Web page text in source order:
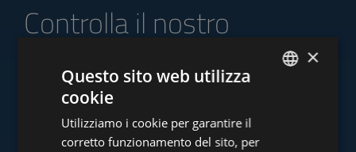
Controlla il nostro
www.tower-investments.com
×
Questo sito web utilizza
cookie
Utilizziamo i cookie per garantire il
corretto funzionamento del sito, per